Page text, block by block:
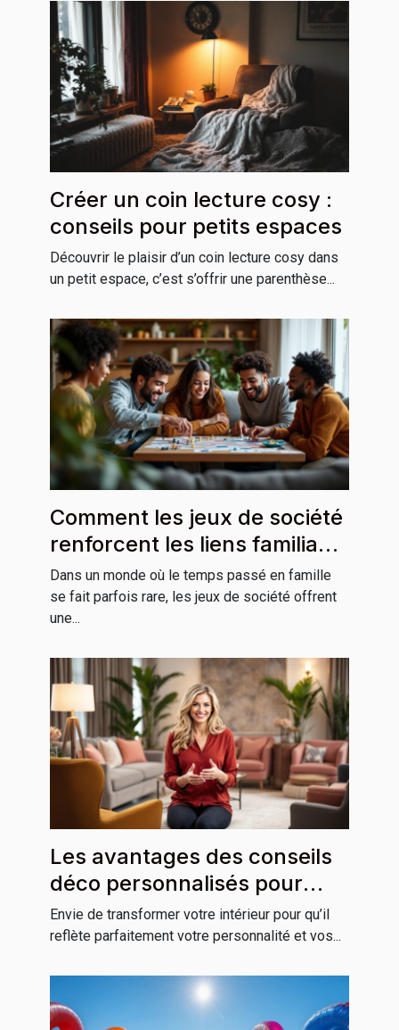
Créer un coin lecture cosy :
conseils pour petits espaces
Découvrir le plaisir d’un coin lecture cosy dans
un petit espace, c’est s’offrir une parenthèse...
Comment les jeux de société
renforcent les liens familiaux
?
Dans un monde où le temps passé en famille
se fait parfois rare, les jeux de société offrent
une...
Les avantages des conseils
déco personnalisés pour
votre habitation
Envie de transformer votre intérieur pour qu’il
reflète parfaitement votre personnalité et vos...